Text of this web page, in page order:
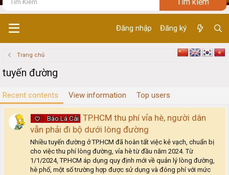
Đăng nhập Đăng ký
Trang chủ
tuyến đường
Recent contents View information Top users
Báo Lá Cải TP.HCM thu phí vỉa hè, người dân
vẫn phải đi bộ dưới lòng đường
Nhiều tuyến đường ở TP.HCM đã hoàn tất việc kẻ vạch, chuẩn bị
cho việc thu phí lòng đường, vỉa hè từ đầu năm 2024. Từ
1/1/2024, TP.HCM áp dụng quy định mới về quản lý lòng đường,
hè phố, một số trường hợp được sử dụng và đóng phí với mức